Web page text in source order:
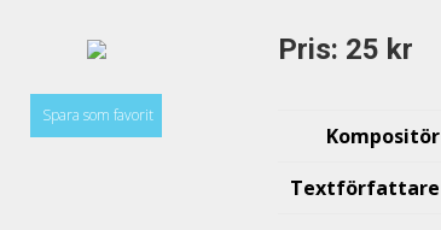
Spara som favorit
Pris: 25 kr
Kompositör
Textförfattare